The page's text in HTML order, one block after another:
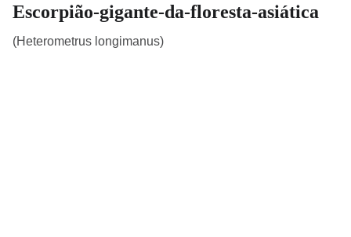
Escorpião-gigante-da-floresta-asiática
(Heterometrus longimanus)